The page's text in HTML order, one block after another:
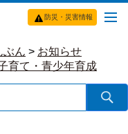
防災・災害情報
ぶん > お知らせ
育て・青少年育成